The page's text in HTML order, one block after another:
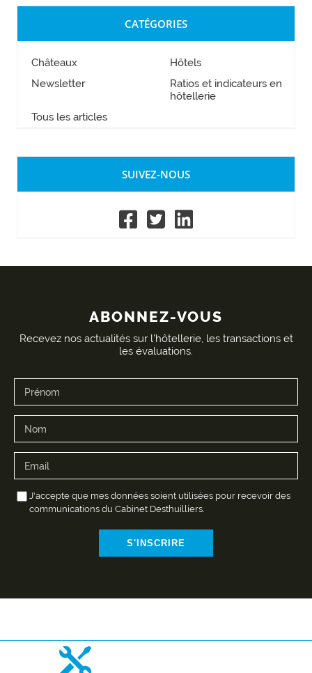
CATÉGORIES
Châteaux
Hôtels
Newsletter
Ratios et indicateurs en
hôtellerie
Tous les articles
SUIVEZ-NOUS
ABONNEZ-VOUS
Recevez nos actualités sur l'hôtellerie, les transactions et
les évaluations.
J'accepte que mes données soient utilisées pour recevoir des
communications du Cabinet Desthuilliers.
S'INSCRIRE